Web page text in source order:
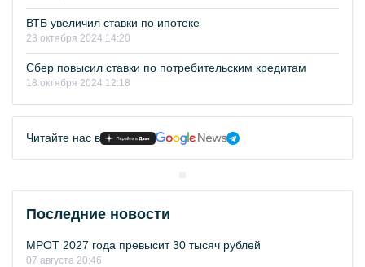
ВТБ увеличил ставки по ипотеке
23 октября 2024 14:20
Сбер повысил ставки по потребительским кредитам
18 октября 2024 12:18
Читайте нас в
Последние новости
МРОТ 2027 года превысит 30 тысяч рублей
07 августа 20:46